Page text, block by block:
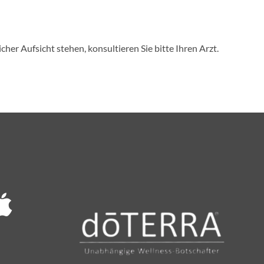
Aufsicht stehen, konsultieren Sie bitte Ihren Arzt.